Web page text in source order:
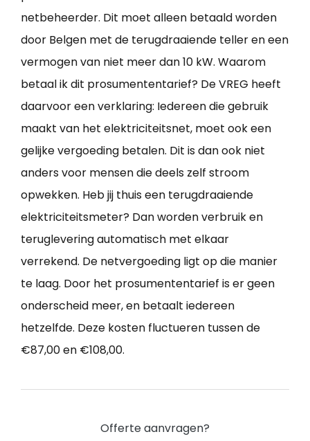
netbeheerder. Dit moet alleen betaald worden
door Belgen met de terugdraaiende teller en een
vermogen van niet meer dan 10 kW. Waarom
betaal ik dit prosumententarief? De VREG heeft
daarvoor een verklaring: Iedereen die gebruik
maakt van het elektriciteitsnet, moet ook een
gelijke vergoeding betalen. Dit is dan ook niet
anders voor mensen die deels zelf stroom
opwekken. Heb jij thuis een terugdraaiende
elektriciteitsmeter? Dan worden verbruik en
teruglevering automatisch met elkaar
verrekend. De netvergoeding ligt op die manier
te laag. Door het prosumententarief is er geen
onderscheid meer, en betaalt iedereen
hetzelfde. Deze kosten fluctueren tussen de
€87,00 en €108,00.
Offerte aanvragen?